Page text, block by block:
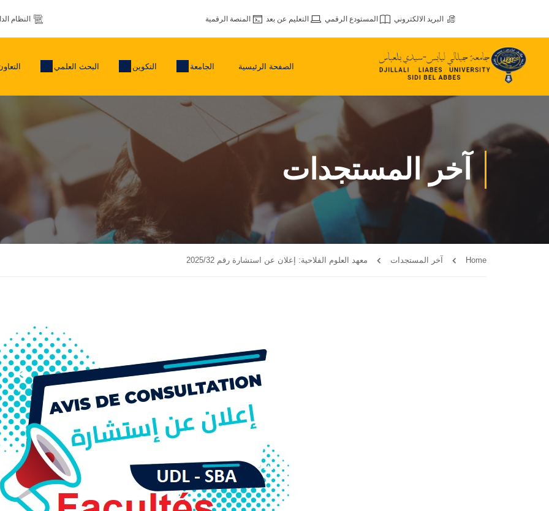
البريد الالكتروني المستودع الرقمي التعليم عن بعد المنصة الرقمية النظام
الصفحة الرئيسية الجامعة التكوين البحث العلمي
آخر المستجدات
Home آخر المستجدات معهد العلوم الفلاحية: إعلان عن استشارة رقم 2025/32